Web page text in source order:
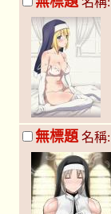
無標題名稱: